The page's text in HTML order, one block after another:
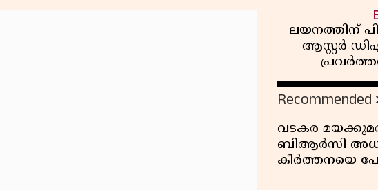
ലയനത്തിന്
ആസ്റ്റർ
കുതിപ്പ്
Recommended
വടകര
ബിആർസി
കീർത്തനയെ
വിട്ടു